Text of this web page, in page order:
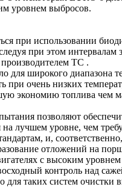
уровнем выбросов.
при использовании
при этом интервалам
ТС .
для широкого диапазона
при очень низких
экономию топлива чем
позволяют
лучшем уровне, чем
и, соответственно,
отложений на
с высоким уровнем
контроль над
для таких систем очистки